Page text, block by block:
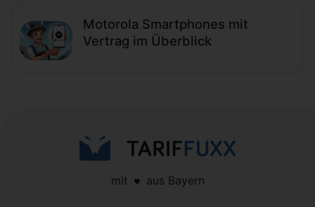
Motorola Smartphones mit
Vertrag im Überblick
mit aus Bayern